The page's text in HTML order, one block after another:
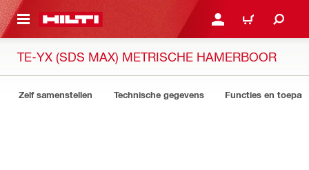
HOOFDINHOUD AANMELDEN OF
WINKELWAGEN
TE-YX (SDS MAX) METRISCHE HAMERBOOR
Zelf samenstellen Technische gegevens Functies en